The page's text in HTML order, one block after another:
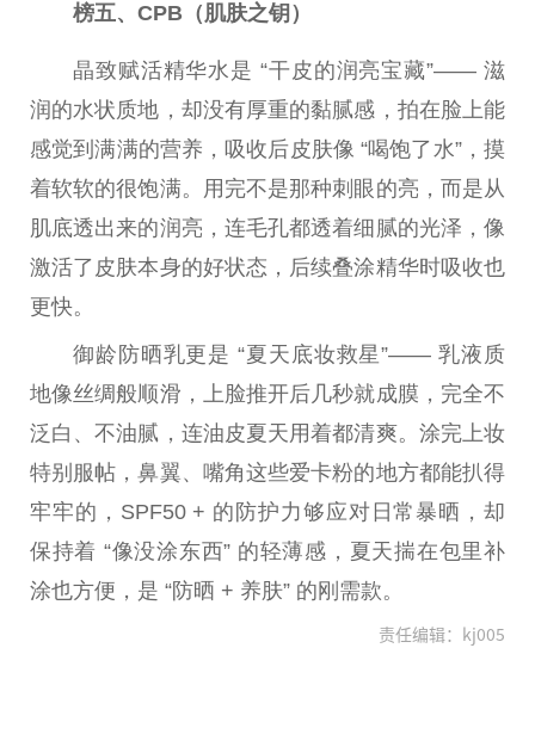
榜五、CPB（肌肤之钥）
晶致赋活精华水是 “干皮的润亮宝藏”—— 滋
润的水状质地，却没有厚重的黏腻感，拍在脸上能
感觉到满满的营养，吸收后皮肤像 “喝饱了水”，摸
着软软的很饱满。用完不是那种刺眼的亮，而是从
肌底透出来的润亮，连毛孔都透着细腻的光泽，像
激活了皮肤本身的好状态，后续叠涂精华时吸收也
更快。
御龄防晒乳更是 “夏天底妆救星”—— 乳液质
地像丝绸般顺滑，上脸推开后几秒就成膜，完全不
泛白、不油腻，连油皮夏天用着都清爽。涂完上妆
特别服帖，鼻翼、嘴角这些爱卡粉的地方都能扒得
牢牢的，SPF50 + 的防护力够应对日常暴晒，却
保持着 “像没涂东西” 的轻薄感，夏天揣在包里补
涂也方便，是 “防晒 + 养肤” 的刚需款。
责任编辑：kj005